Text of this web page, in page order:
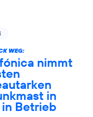
WEG:
nimmt
in
Betrieb